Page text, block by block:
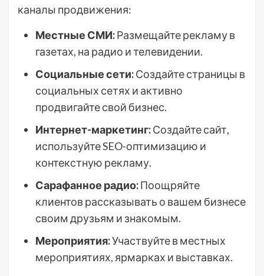
каналы продвижения:
Местные СМИ:Размещайте рекламу в
газетах, на радио и телевидении.
Социальные сети:Создайте страницы в
социальных сетях и активно
продвигайте свой бизнес.
Интернет-маркетинг:Создайте сайт,
используйте SEO-оптимизацию и
контекстную рекламу.
Сарафанное радио:Поощряйте
клиентов рассказывать о вашем бизнесе
своим друзьям и знакомым.
Мероприятия:Участвуйте в местных
мероприятиях, ярмарках и выставках.